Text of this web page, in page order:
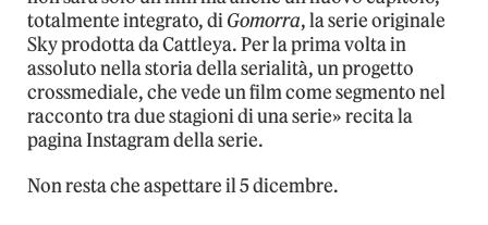
totalmente integrato, diGomorra, la serie originale
Sky prodotta da Cattleya. Per la prima volta in
assoluto nella storia della serialità, un progetto
crossmediale, che vede un film come segmento nel
racconto tra due stagioni di una serie» recita la
pagina Instagram della serie.
Non resta che aspettare il 5 dicembre.